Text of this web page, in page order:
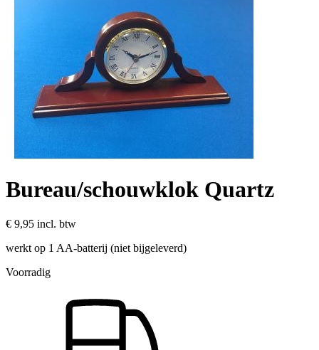
Bureau/schouwklok Quartz
€ 9,95 incl. btw
werkt op 1 AA-batterij (niet bijgeleverd)
Voorradig